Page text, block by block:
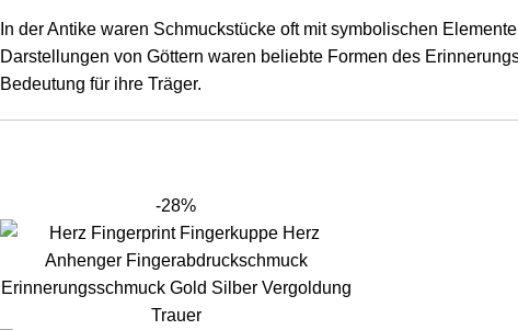
In der Antike waren Schmuckstücke oft mit symbolischen
Darstellungen von Göttern waren beliebte Formen des
Bedeutung für ihre Träger.
-28%